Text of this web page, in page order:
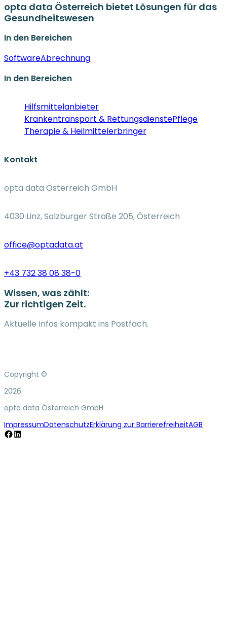
opta data Österreich bietet Lösungen für das
Gesundheitswesen
In den Bereichen
SoftwareAbrechnung
In den Bereichen
Hilfsmittelanbieter
Krankentransport & RettungsdienstePflege
Therapie & Heilmittelerbringer
Kontakt
opta data Österreich GmbH
4030 Linz, Salzburger Straße 205, Österreich
office@optadata.at
+43 732 38 08 38-0
Wissen, was zählt:
Zur richtigen Zeit.
Aktuelle Infos kompakt ins Postfach.
Copyright ©
2026
opta data Österreich GmbH
ImpressumDatenschutzErklärung zur BarrierefreiheitAGB
Facebook